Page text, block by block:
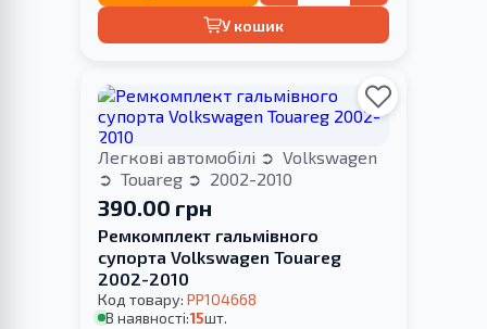
У кошик
Легкові автомобілі
Volkswagen
Touareg
2002-2010
390.00 грн
Ремкомплект гальмівного
супорта Volkswagen Touareg
2002-2010
Код товару: PP104668
В наявності:15шт.